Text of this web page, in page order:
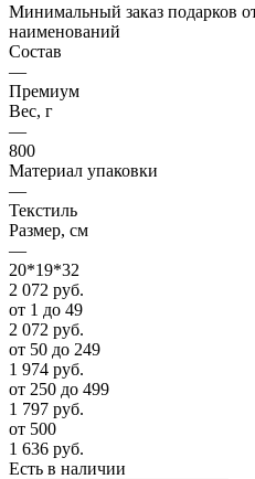
Минимальный заказ подарков
наименований
Состав
—
Премиум
Вес, г
—
800
Материал упаковки
—
Текстиль
Размер, см
—
20*19*32
2 072 руб.
от 1 до 49
2 072 руб.
от 50 до 249
1 974 руб.
от 250 до 499
1 797 руб.
от 500
1 636 руб.
Есть в наличии